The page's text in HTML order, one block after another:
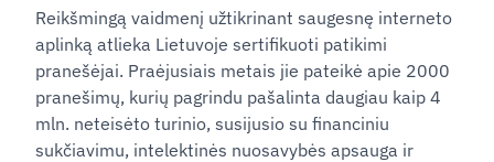
Reikšmingą vaidmenį užtikrinant saugesnę interneto
aplinką atlieka Lietuvoje sertifikuoti patikimi
pranešėjai. Praėjusiais metais jie pateikė apie 2000
pranešimų, kurių pagrindu pašalinta daugiau kaip 4
mln. neteisėto turinio, susijusio su financiniu
sukčiavimu, intelektinės nuosavybės apsauga ir